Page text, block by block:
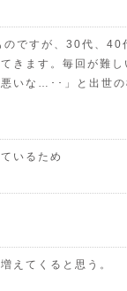
ですが、30代、40
きます。毎回が難し
いな…･･」と出世
いるため
えてくると思う。